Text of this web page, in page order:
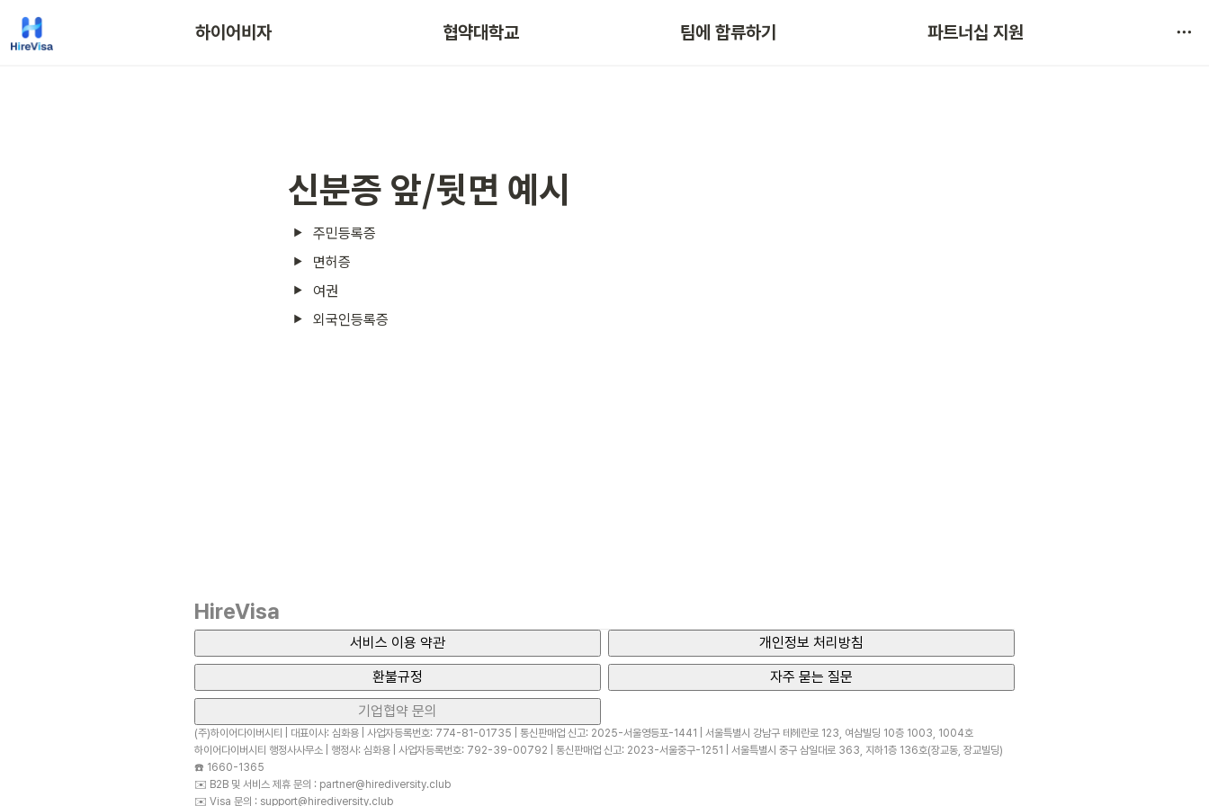
하이어비자 협약대학교 팀에 합류하기 파트너십 지원
서비스 불만 사항 제보
신분증 앞/뒷면 예시
주민등록증
면허증
여권
외국인등록증
HireVisa
서비스 이용 약관
개인정보 처리방침
환불규정
자주 묻는 질문
기업협약 문의
(주)하이어다이버시티 | 대표이사: 심화용 | 사업자등록번호: 774-81-01735 | 통신판매업 신고: 2025-서울영등포-1441 | 서울특별시 강남구 테헤란로 123, 여삼빌딩 10층 1003, 1004호
하이어다이버시티 행정사사무소 | 행정사: 심화용 | 사업자등록번호: 792-39-00792 | 통신판매업 신고: 2023-서울중구-1251 | 서울특별시 중구 삼일대로 363, 지하1층 136호(장교동, 장교빌딩)
☎️ 1660-1365
✉️ B2B 및 서비스 제휴 문의 : partner@hirediversity.club
✉️ Visa 문의 : support@hirediversity.club